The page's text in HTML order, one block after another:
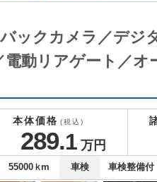
ックカメラ／デジ
動リアゲート／
本体価格 (税込)
289.1 万円
55000ｋm 車検 車検整備付